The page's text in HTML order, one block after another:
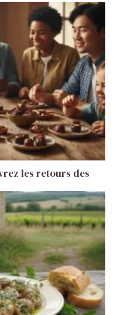
les retours des